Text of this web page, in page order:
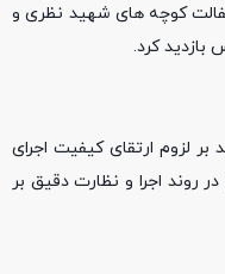
کوچه های شهید نظری و
بازدید کرد.
بر لزوم ارتقای کیفیت اجرای
روند اجرا و نظارت دقیق بر